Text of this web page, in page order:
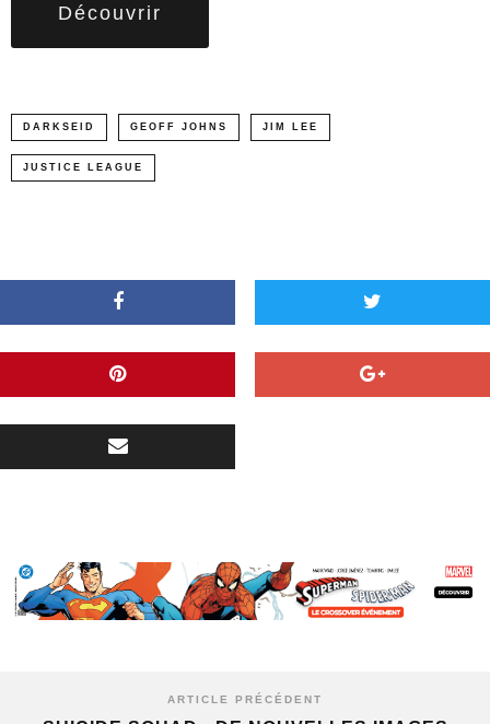
Découvrir
DARKSEID GEOFF JOHNS JIM LEE
JUSTICE LEAGUE
ARTICLE PRÉCÉDENT